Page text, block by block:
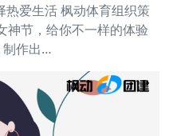
热爱生活 枫动体育组织策
神节，给你不一样的体验
制作出…